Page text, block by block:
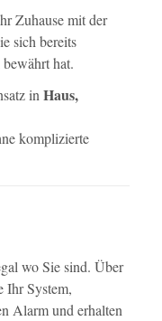
Zuhause mit der
sich bereits
bewährt hat.
in Haus,
komplizierte
wo Sie sind. Über
Ihr System,
Alarm und erhalten